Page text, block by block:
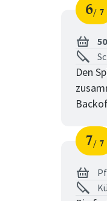
6 7
Den
7 7